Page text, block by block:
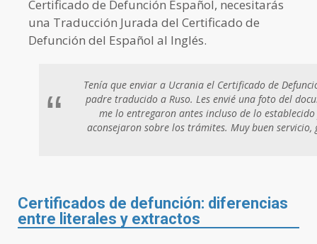
Certificado de Defunción Español, necesitarás
una Traducción Jurada del Certificado de
Defunción del Español al Inglés.
“
Tenía que enviar a Ucrania el Certificado de
padre traducido a Ruso. Les envié una foto del
me lo entregaron antes incluso de lo establecido
aconsejaron sobre los trámites. Muy buen servicio,
Certificados de defunción: diferencias
entre literales y extractos